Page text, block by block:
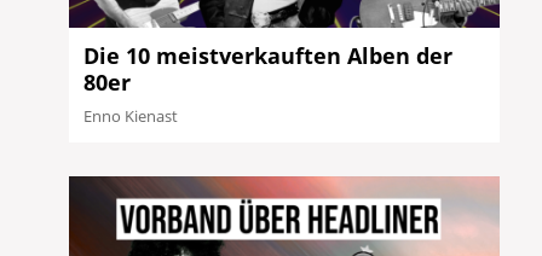
Die 10 meistverkauften Alben der
80er
Enno Kienast